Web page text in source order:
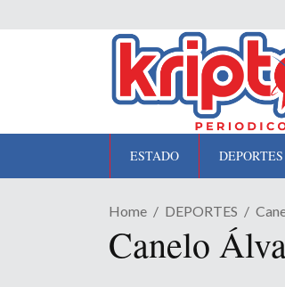
ESTADO DEPORTES
Home DEPORTES
Canelo